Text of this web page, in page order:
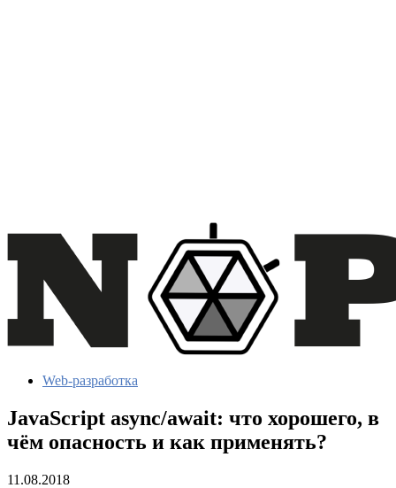
Web-разработка
JavaScript async/await: что хорошего, в
чём опасность и как применять?
11.08.2018